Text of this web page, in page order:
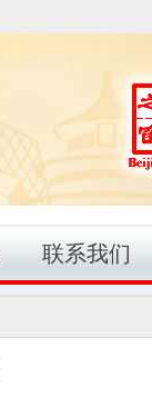
联系我们